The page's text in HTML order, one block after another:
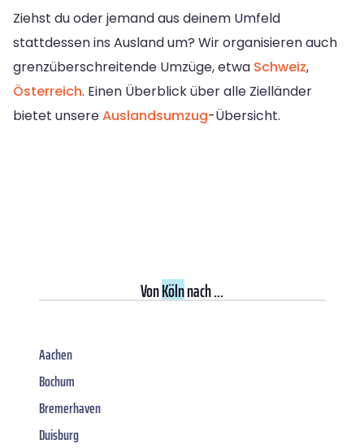
Ziehst du oder jemand aus deinem Umfeld
stattdessen ins Ausland um? Wir organisieren auch
grenzüberschreitende Umzüge, etwa Schweiz,
Österreich. Einen Überblick über alle Zielländer
bietet unsereAuslandsumzug-Übersicht.
VonKölnnach ...
Aachen
Bochum
Bremerhaven
Duisburg